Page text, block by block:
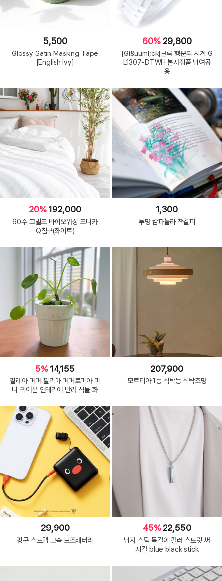
5,500
Glossy Satin Masking Tape
[English Ivy]
60% 29,800
[Gl&uuml;ck]글륵 행운의 시계 G
L1307-DTWH 본사정품 남여공
용
20%192,000
60수 고밀도 바이오워싱 모니카
Q침구(화이트)
1,300
투명 캄파눌라 책갈피
5%14,155
필레아 페페 필리아 페페로미아 미
니 귀여운 인테리어 반려 식물 화
207,900
모르티아 1등 식탁등 식탁조명
29,900
핑구 스트랩 고속 보조배터리
45% 22,550
남자 스틱 목걸이 컬러 스트릿 써
지컬 blue black stick